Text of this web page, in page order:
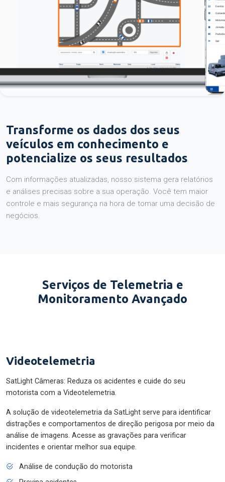
Transforme os dados dos seus
veículos em conhecimento e
potencialize os seus resultados
Com informações atualizadas, nosso sistema gera relatórios
e análises precisas sobre a sua operação. Você tem maior
controle e mais segurança na hora de tomar uma decisão de
negócios.
Serviços de Telemetria e
Monitoramento Avançado
Videotelemetria
SatLight Câmeras: Reduza os acidentes e cuide do seu
motorista com a Videotelemetria.
A solução de videotelemetria da SatLight serve para identificar
distrações e comportamentos de direção perigosa por meio da
análise de imagens. Acesse as gravações para verificar
incidentes e orientar melhor sua equipe.
Análise de condução do motorista